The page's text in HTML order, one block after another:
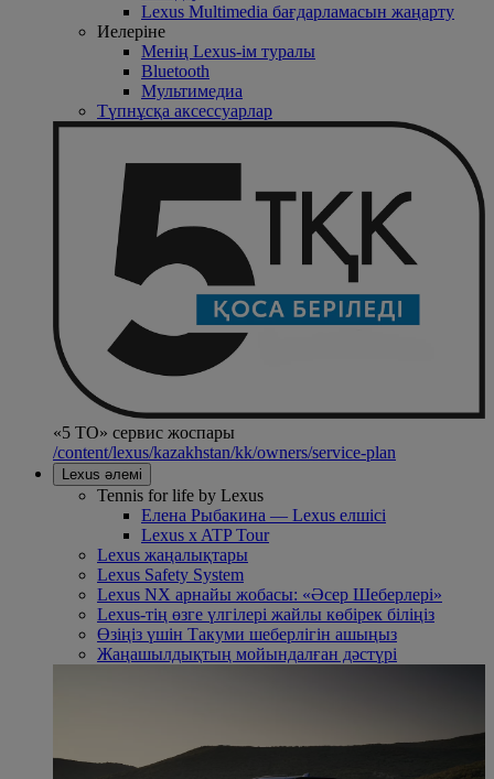
Lexus Multimedia бағдарламасын жаңарту
Иелеріне
Менің Lexus-ім туралы
Bluetooth
Mультимедиа
Түпнұсқа аксессуарлар
«5 ТО» сервис жоспары
/content/lexus/kazakhstan/kk/owners/service-plan
Lexus әлемі
Tennis for life by Lexus
Елена Рыбакина — Lexus елшісі
Lexus x ATP Tour
Lexus жаңалықтары
Lexus Safety System
Lexus NX арнайы жобасы: «Әсер Шеберлері»
Lexus-тің өзге үлгілері жайлы көбірек біліңіз
Өзіңіз үшін Такуми шеберлігін ашыңыз
Жаңашылдықтың мойындалған дәстүрі